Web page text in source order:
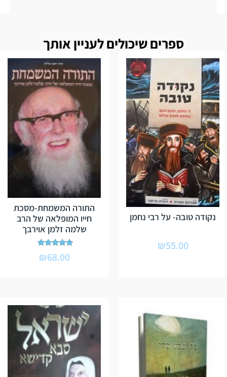
ספרים שיכולים לעניין אותך
נקודה טובה- על רבי נחמן
₪55.00
התורה המשמחת-מסכת
חייו המופלאה של הרב
שלמה זלמן אוירבך
דורג
5.00
₪68.00